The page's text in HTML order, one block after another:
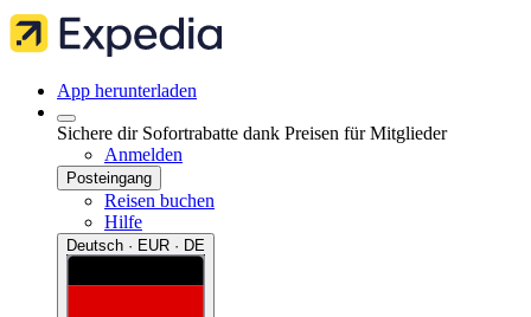
App herunterladen
Sichere dir Sofortrabatte dank Preisen für Mitglieder
Anmelden
Posteingang
Reisen buchen
Hilfe
Deutsch · EUR · DE